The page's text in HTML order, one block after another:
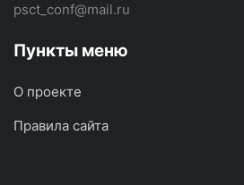
psct_conf@mail.ru
Пункты меню
О проекте
Правила сайта